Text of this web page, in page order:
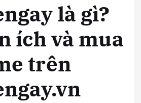
là gì?
ích và mua
trên